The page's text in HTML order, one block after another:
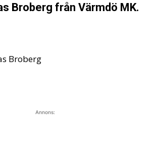
Broberg från Värmdö MK.
Broberg
Annons: